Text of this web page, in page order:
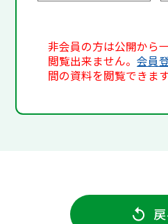
非会員の方は公開から
閲覧出来ません。会員
間の資料を閲覧できます